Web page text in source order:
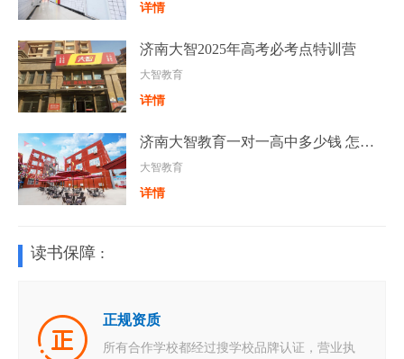
详情
济南大智2025年高考必考点特训营
大智教育
详情
济南大智教育一对一高中多少钱 怎么收费的
大智教育
详情
读书保障 :
正规资质
所有合作学校都经过搜学校品牌认证，营业执